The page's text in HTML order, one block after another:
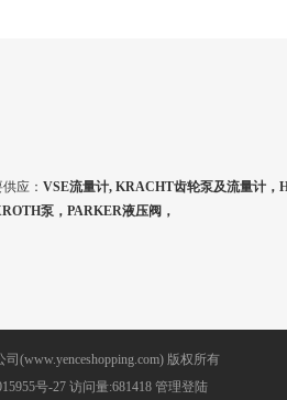
应： VSE流量计, KRACHT齿轮泵及流量计，
泵，PARKER液压阀，
(www.yenceshopping.com) 版权所有
号-27 访问量:681418 管理登陆